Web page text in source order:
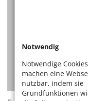
Notwendig
Notwendige Cookies
machen eine
nutzbar, indem sie
Grundfunktionen